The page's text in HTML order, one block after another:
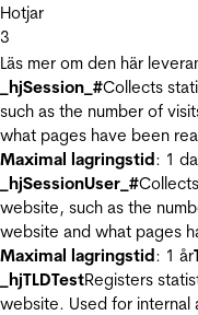
Hotjar
3
Läs mer om den här
_hjSession_#Collects
such as the number of
what pages have been
Maximal lagringstid: 1
_hjSessionUser_#
website, such as the
website and what pages
Maximal lagringstid: 1 år
_hjTLDTestRegisters
website. Used for